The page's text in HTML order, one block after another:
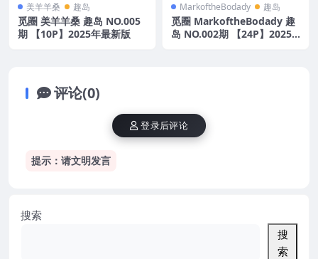
美羊羊桑 趣岛
觅圈 美羊羊桑 趣岛 NO.005
期 【10P】2025年最新版
MarkoftheBodady 趣岛
觅圈 MarkoftheBodady 趣
岛 NO.002期 【24P】2025
评论(0)
提示：请文明发言
登录后评论
搜索
搜
索